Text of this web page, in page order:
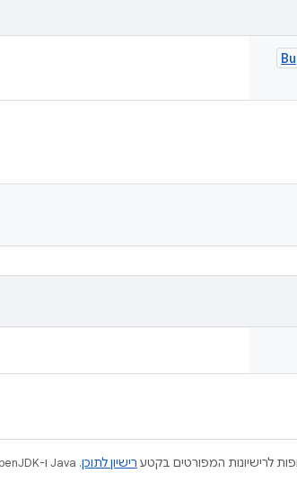
לרישיונות המפורטים בקטע רישיון לתוכן